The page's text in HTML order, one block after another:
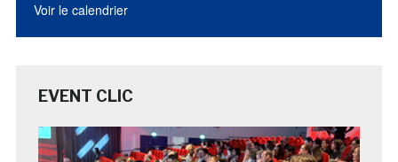
Voir le calendrier
EVENT CLIC